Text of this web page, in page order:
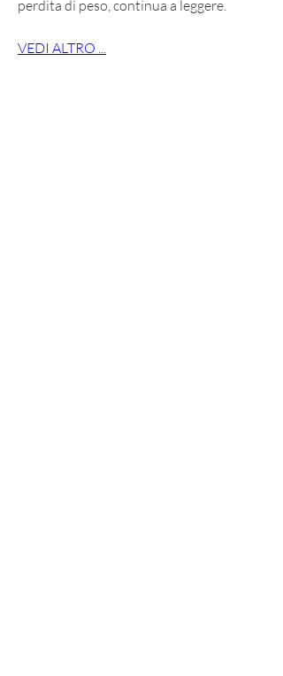
perdita di peso, continua a leggere.
VEDI ALTRO ...